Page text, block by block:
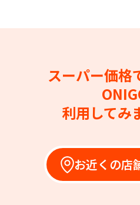
スーパー価格
利用してみ
お近くの店